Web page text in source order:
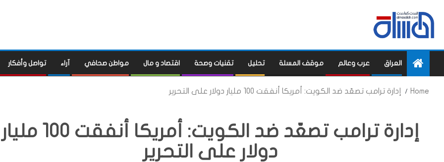
العراق عرب وعالم موقف المسلة تحليل تقنيات وصحة اقتصاد و مال مواطن صحافي آراء تواصل وأفكار
Home إدارة ترامب تصعّد ضد الكويت: أمريكا أنفقت 100 مليار دولار على التحرير
إدارة ترامب تصعّد ضد الكويت: أمريكا أنفقت 100 مليار
دولار على التحرير